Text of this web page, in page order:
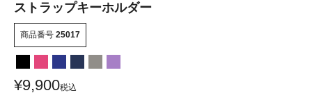
ストラップキーホルダー
商品番号 25017
¥9,900税込